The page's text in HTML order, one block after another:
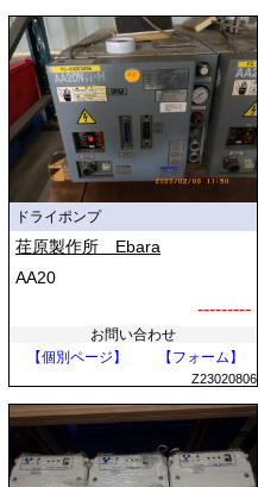
ドライポンプ
荏原製作所 Ebara
AA20
---------
お問い合わせ
【個別ページ】
【フォーム】
Z23020806